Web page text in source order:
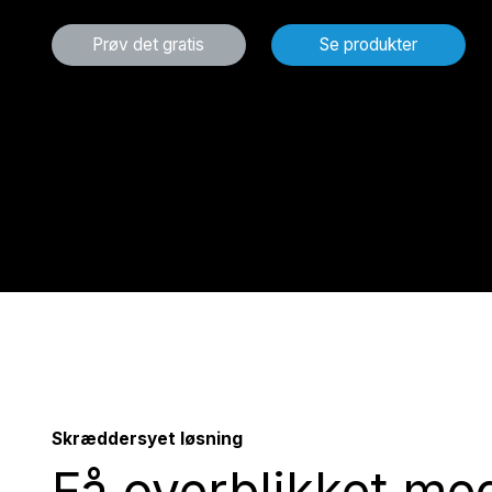
Prøv det gratis Se produkter
Skræddersyet løsning